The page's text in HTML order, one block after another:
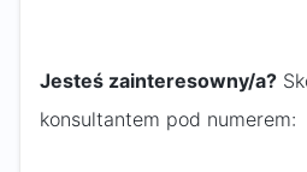
Jesteś zainteresowny/a?
konsultantem pod numerem: